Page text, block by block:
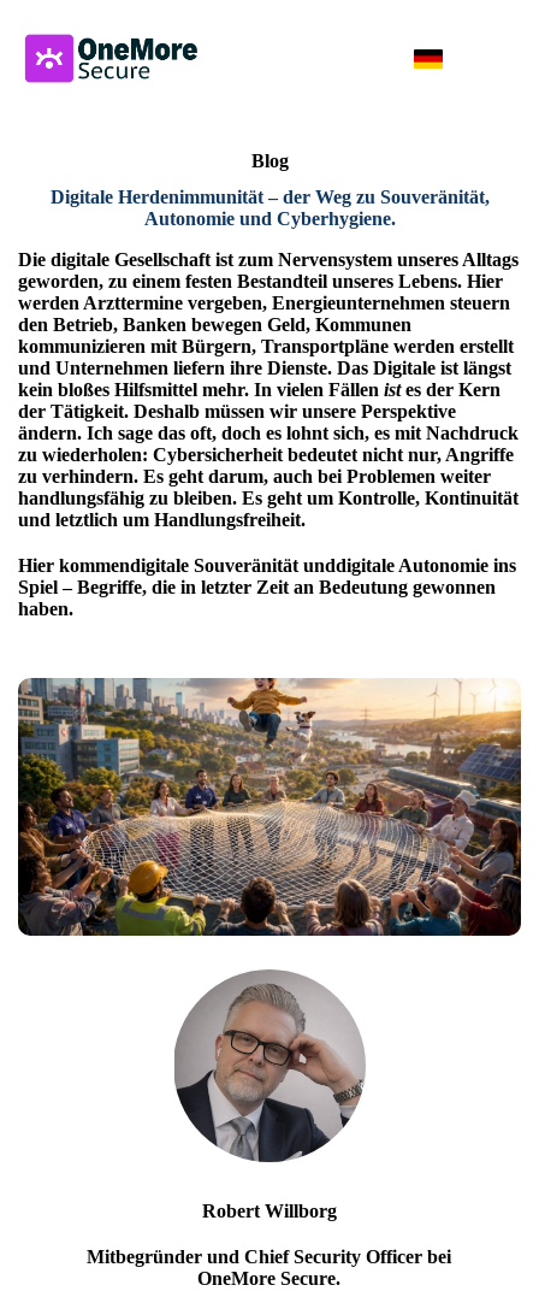
Blog
Digitale Herdenimmunität – der Weg zu Souveränität,
Autonomie und Cyberhygiene.
Die digitale Gesellschaft ist zum Nervensystem unseres Alltags
geworden, zu einem festen Bestandteil unseres Lebens. Hier
werden Arzttermine vergeben, Energieunternehmen steuern
den Betrieb, Banken bewegen Geld, Kommunen
kommunizieren mit Bürgern, Transportpläne werden erstellt
und Unternehmen liefern ihre Dienste. Das Digitale ist längst
kein bloßes Hilfsmittel mehr. In vielen Fällen istes der Kern
der Tätigkeit. Deshalb müssen wir unsere Perspektive
ändern. Ich sage das oft, doch es lohnt sich, es mit Nachdruck
zu wiederholen: Cybersicherheit bedeutet nicht nur, Angriffe
zu verhindern. Es geht darum, auch bei Problemen weiter
handlungsfähig zu bleiben. Es geht um Kontrolle, Kontinuität
und letztlich um Handlungsfreiheit.
Hier kommendigitale Souveränität unddigitale Autonomie ins
Spiel – Begriffe, die in letzter Zeit an Bedeutung gewonnen
haben.
Robert Willborg
Mitbegründer und Chief Security Officer bei
OneMore Secure.